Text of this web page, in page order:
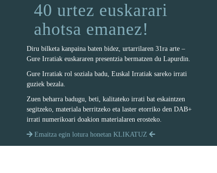
40 urtez euskarari
ahotsa emanez!
Diru bilketa kanpaina baten bidez, urtarrilaren 31ra arte –
Gure Irratiak euskararen presentzia bermatzen du Lapurdin.
Gure Irratiak rol soziala badu, Euskal Irratiak sareko irrati
guziek bezala.
Zuen beharra badugu, beti, kalitateko irrati bat eskaintzen
segitzeko, materiala berritzeko eta laster etorriko den DAB+
irrati numerikoari doakion materialaren erosteko.
Emaitza egin lotura honetan KLIKATUZ